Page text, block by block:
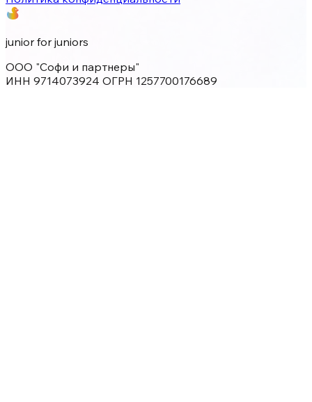
junior for juniors
ООО "Софи и партнеры"
ИНН 9714073924 ОГРН 1257700176689